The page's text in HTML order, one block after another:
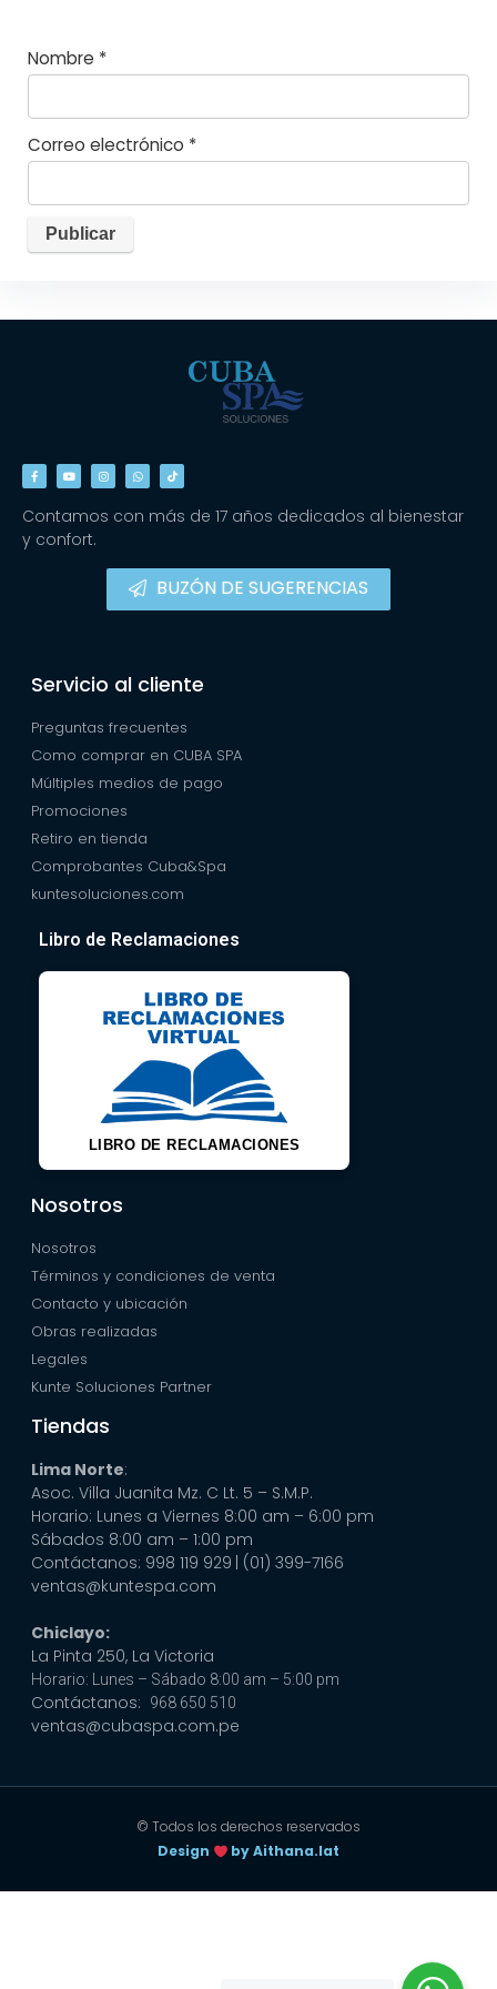
Nombre *
Correo electrónico *
Contamos con más de 17 años dedicados al bienestar
y confort.
BUZÓN DE SUGERENCIAS
Servicio al cliente
Preguntas frecuentes
Como comprar en CUBA SPA
Múltiples medios de pago
Promociones
Retiro en tienda
Comprobantes Cuba&Spa
kuntesoluciones.com
Libro de Reclamaciones
LIBRO DE RECLAMACIONES
Nosotros
Nosotros
Términos y condiciones de venta
Contacto y ubicación
Obras realizadas
Legales
Kunte Soluciones Partner
Tiendas
Lima Norte:
Asoc. Villa Juanita Mz. C Lt. 5 – S.M.P.
Horario: Lunes a Viernes 8:00 am – 6:00 pm
Sábados 8:00 am – 1:00 pm
Contáctanos: 998 119 929 | (01) 399-7166
ventas@kuntespa.com
Chiclayo:
La Pinta 250, La Victoria
Horario: Lunes – Sábado 8:00 am – 5:00 pm
Contáctanos: 968 650 510
ventas@cubaspa.com.pe
© Todos los derechos reservados
Design
by Aithana.lat